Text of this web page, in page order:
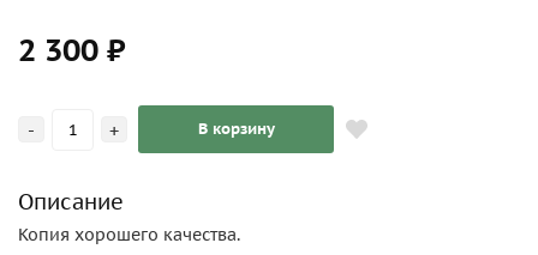
2 300 ₽
- + В корзину
Описание
Копия хорошего качества.